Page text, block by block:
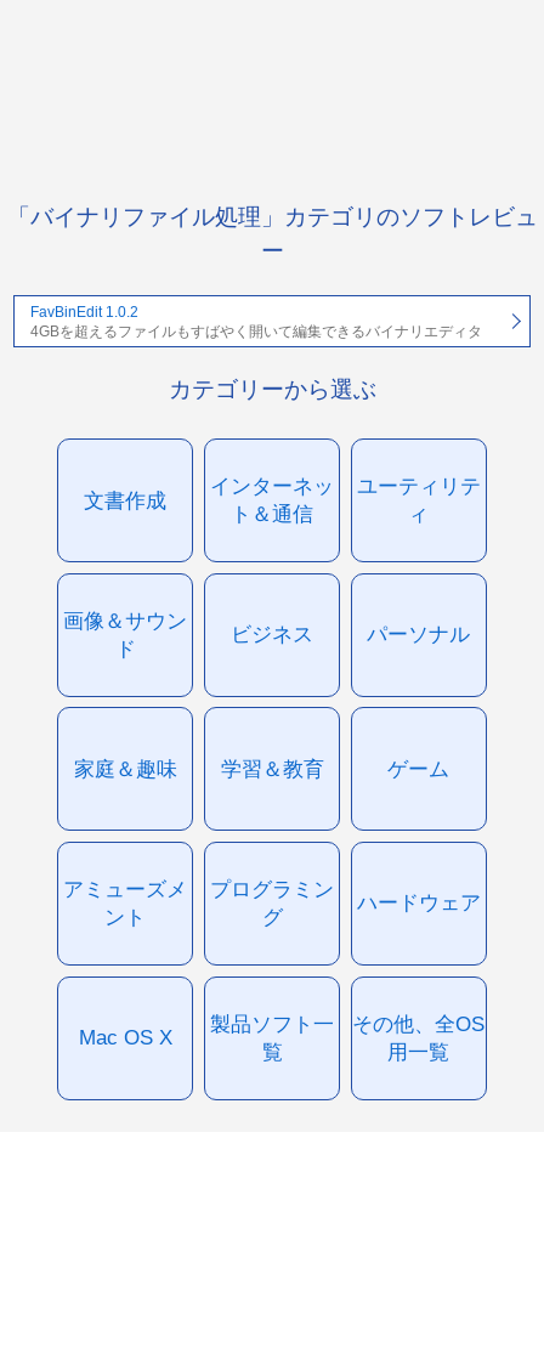
「バイナリファイル処理」カテゴリのソフトレビュ
ー
FavBinEdit 1.0.2
4GBを超えるファイルもすばやく開いて編集できるバイナリエディタ
カテゴリーから選ぶ
文書作成
インターネッ
ト＆通信
ユーティリテ
ィ
画像＆サウン
ド
ビジネス パーソナル
家庭＆趣味 学習＆教育 ゲーム
アミューズメ
ント
プログラミン
グ
ハードウェア
Mac OS X
製品ソフト一
覧
その他、全OS
用一覧